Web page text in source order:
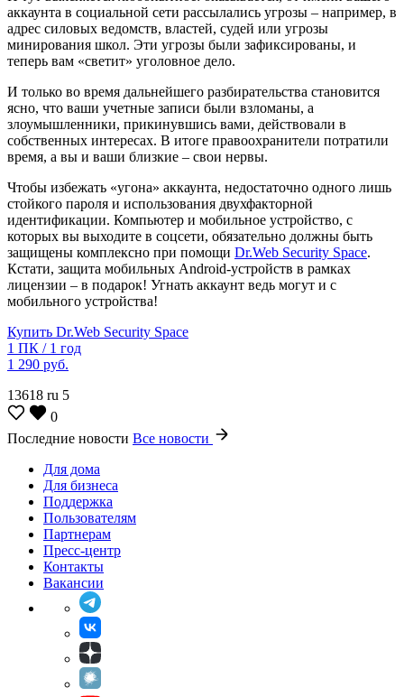
аккаунта в социальной сети рассылались угрозы – например, в
адрес силовых ведомств, властей, судей или угрозы
минирования школ. Эти угрозы были зафиксированы, и
теперь вам «светит» уголовное дело.
И только во время дальнейшего разбирательства становится
ясно, что ваши учетные записи были взломаны, а
злоумышленники, прикинувшись вами, действовали в
собственных интересах. В итоге правоохранители потратили
время, а вы и ваши близкие – свои нервы.
Чтобы избежать «угона» аккаунта, недостаточно одного лишь
стойкого пароля и использования двухфакторной
идентификации. Компьютер и мобильное устройство, с
которых вы выходите в соцсети, обязательно должны быть
защищены комплексно при помощи Dr.Web Security Space.
Кстати, защита мобильных Android-устройств в рамках
лицензии – в подарок! Угнать аккаунт ведь могут и с
мобильного устройства!
Купить Dr.Web Security Space
1 ПК / 1 год
1 290 руб.
13618 ru 5
0
Последние новости Все новости
Для дома
Для бизнеса
Поддержка
Пользователям
Партнерам
Пресс-центр
Контакты
Вакансии